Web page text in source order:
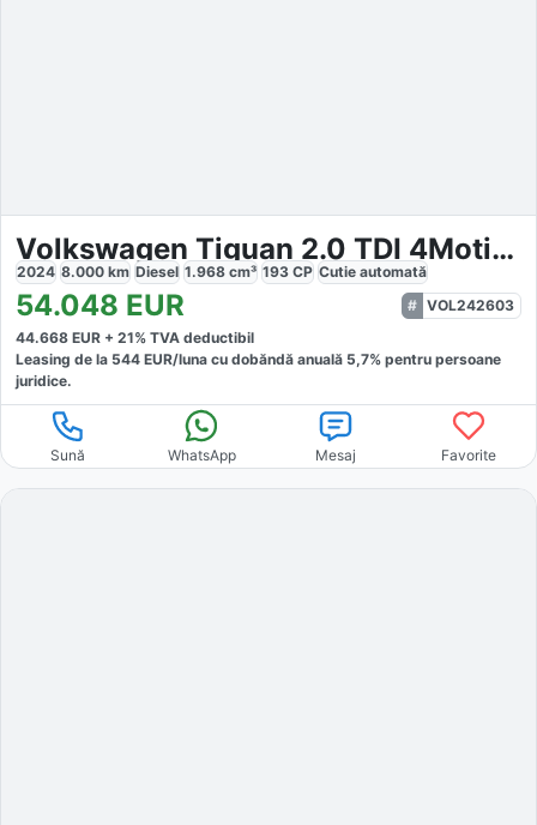
Volkswagen Tiguan 2.0 TDI 4Motion R-Line
2024 8.000 km Diesel 1.968 cm³ 193 CP Cutie automată
54.048 EUR
VOL242603
44.668 EUR + 21% TVA deductibil
Leasing de la 544 EUR/luna cu dobăndă anuală 5,7% pentru persoane
juridice.
Sună WhatsApp Mesaj Favorite